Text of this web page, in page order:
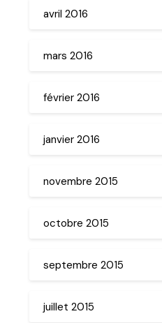
avril 2016
mars 2016
février 2016
janvier 2016
novembre 2015
octobre 2015
septembre 2015
juillet 2015